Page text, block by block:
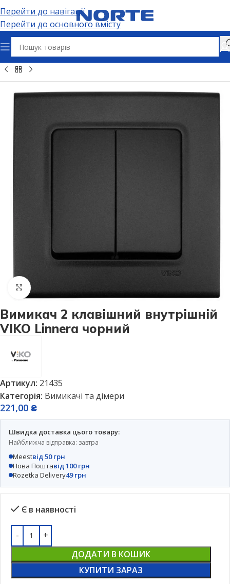
Перейти до навігації
Перейти до основного вмісту
Головна Електрофурнітура Вимикачі та дімери
Натисніть, щоб збільшити
Вимикач 2 клавішний внутрішній
VIKO Linnera чорний
Артикул: 21435
Категорія: Вимикачі та дімери
221,00 ₴
Швидка доставка цього товару:
Найближча відправка: завтра
Meestвід 50 грн
Нова Поштавід 100 грн
Rozetka Delivery49 грн
Є в наявності
ДОДАТИ В КОШИК
КУПИТИ ЗАРАЗ